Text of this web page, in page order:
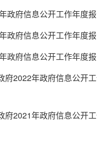
政府信息公开工作年度
政府信息公开工作年度
政府信息公开工作年度
府2022年政府信息公开
府2021年政府信息公开